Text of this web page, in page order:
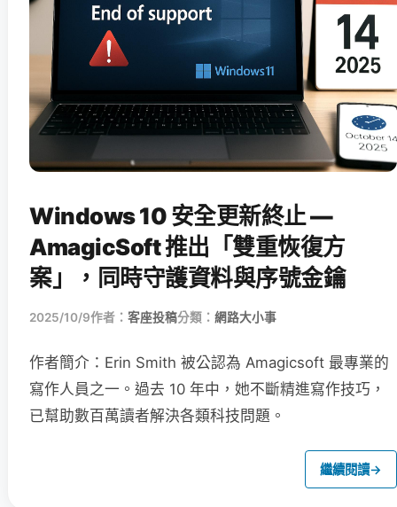
Windows 10 安全更新終止 —
AmagicSoft 推出「雙重恢復方
案」，同時守護資料與序號金鑰
2025/10/9作者： 客座投稿分類： 網路大小事
作者簡介：Erin Smith 被公認為 Amagicsoft 最專業的
寫作人員之一。過去 10 年中，她不斷精進寫作技巧，
已幫助數百萬讀者解決各類科技問題。
繼續閱讀→